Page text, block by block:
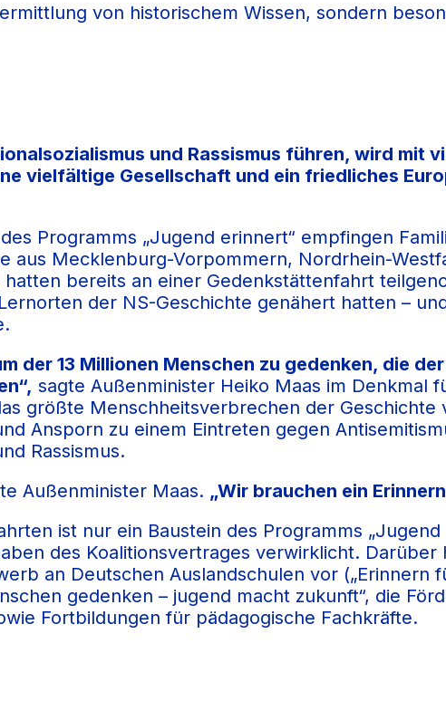
von historischem Wissen, sondern
und Rassismus führen, wird mit
vielfältige Gesellschaft und ein friedliches
Programms „Jugend erinnert“ empfingen
aus Mecklenburg-Vorpommern, Nordrhein-
bereits an einer Gedenkstättenfahrt
der NS-Geschichte genähert hatten –
der 13 Millionen Menschen zu gedenken, die
sagte Außenminister Heiko Maas im Denkmal
größte Menschheitsverbrechen der Geschichte
Ansporn zu einem Eintreten gegen
Rassismus.
Außenminister Maas. „Wir brauchen ein
ist nur ein Baustein des Programms
des Koalitionsvertrages verwirklicht. Darüber
an Deutschen Auslandschulen vor („Erinnern
gedenken – jugend macht zukunft“, die
Fortbildungen für pädagogische Fachkräfte.